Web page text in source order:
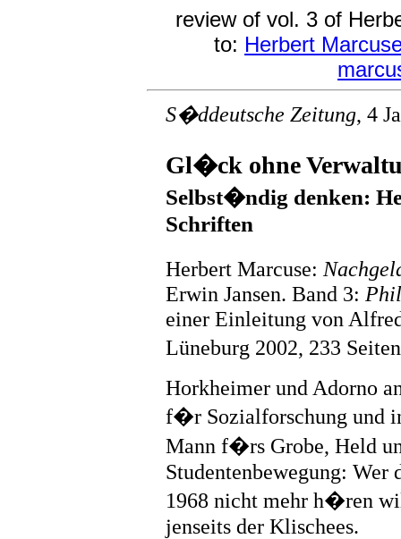
review of vol. 3 of
to: Herbert
S�ddeutsche Zeitung, 4
Gl�ck ohne
Selbst�ndig denken:
Schriften
Herbert Marcuse:
Erwin Jansen. Band 3:
einer Einleitung von
Lüneburg 2002, 233
Horkheimer und Adorno
f�r Sozialforschung und
Mann f�rs Grobe, Held
Studentenbewegung: Wer
1968 nicht mehr h�ren
jenseits der Klischees.